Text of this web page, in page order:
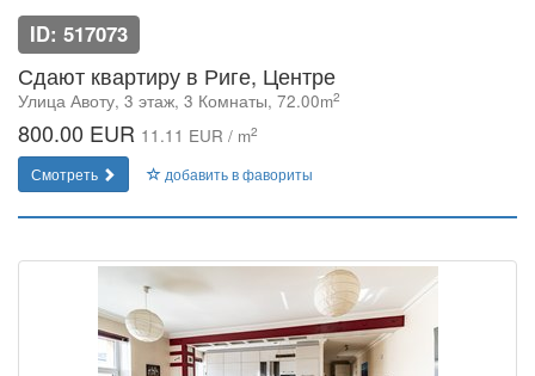
ID: 517073
Сдают квартиру в Риге, Центре
Улица Авоту, 3 этаж, 3 Комнаты, 72.00m2
800.00 EUR 11.11 EUR / m2
Смотреть добавить в фавориты